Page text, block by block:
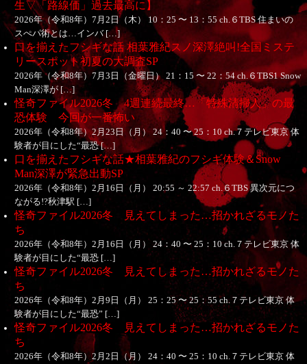
生▽「路線価」過去最高に】
2026年（令和8年）7月2日（木） 10：25 〜 13：55 ch.６TBS 住まいの
スぺパ術とは…インバ […]
口を揃えたフシギな話 相葉雅紀スノ深澤絶叫!全国ミステ
リースポット初夏の大調査SP
2026年（令和8年）7月3日（金曜日） 21：15 〜 22：54 ch.６TBS1 Snow
Man深澤が […]
怪奇ファイル2026冬 4週連続最終…「特殊清掃人」の最
恐体験 今回が一番怖い
2026年（令和8年）2月23日（月） 24：40 〜 25：10 ch.７テレビ東京 体
験者が目にした“最恐 […]
口を揃えたフシギな話★相葉雅紀のフシギ体験＆Snow
Man深澤が緊急出動SP
2026年（令和8年）2月16日（月） 20:55 ～ 22:57 ch.６TBS 異次元につ
ながる!?秋津駅 […]
怪奇ファイル2026冬 見えてしまった…招かれざるモノた
ち
2026年（令和8年）2月16日（月） 24：40 〜 25：10 ch.７テレビ東京 体
験者が目にした“最恐 […]
怪奇ファイル2026冬 見えてしまった…招かれざるモノた
ち
2026年（令和8年）2月9日（月） 25：25 〜 25：55 ch.７テレビ東京 体
験者が目にした“最恐” […]
怪奇ファイル2026冬 見えてしまった…招かれざるモノた
ち
2026年（令和8年）2月2日（月） 24：40 〜 25：10 ch.７テレビ東京 体